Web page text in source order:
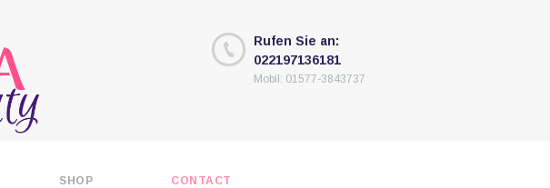
Rufen Sie an:
022197136181
Mobil: 01577-3843737
SHOP CONTACT